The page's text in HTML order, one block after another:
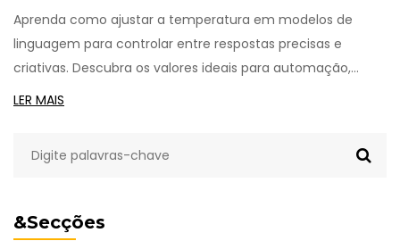
&Secções
Aprenda como ajustar a temperatura em modelos de
linguagem para controlar entre respostas precisas e
criativas. Descubra os valores ideais para automação,
escrita e tarefas críticas.
LER MAIS